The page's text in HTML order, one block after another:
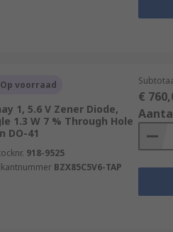
Op voorraad
1, 5.6 V Zener Diode,
1.3 W 7 % Through Hole
DO-41
918-9525
BZX85C5V6-TAP
€